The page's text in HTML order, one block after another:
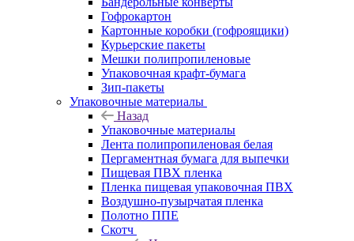
Гофрокартон
Картонные коробки (гофроящики)
Курьерские пакеты
Мешки полипропиленовые
Упаковочная крафт-бумага
Зип-пакеты
Упаковочные материалы
Назад
Упаковочные материалы
Лента полипропиленовая белая
Пергаментная бумага для выпечки
Пищевая ПВХ пленка
Пленка пищевая упаковочная ПВХ
Воздушно-пузырчатая пленка
Полотно ППЕ
Скотч